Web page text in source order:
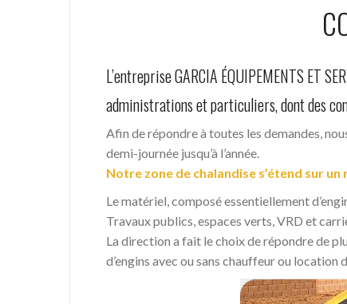
L’entreprise GARCIA ÉQUIPEMENTS ET
administrations et particuliers, dont des
Afin de répondre à toutes les demandes,
demi-journée jusqu’à l’année.
Notre zone de chalandise s’étend sur
Le matériel, composé essentiellement
Travaux publics, espaces verts, VRD et
La direction a fait le choix de répondre de
d’engins avec ou sans chauffeur ou location